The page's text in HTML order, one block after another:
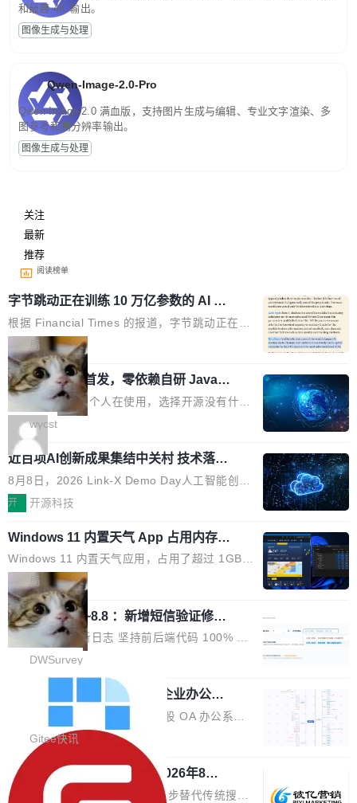
和最高 4K 输出。
图像生成与处理
Qwen-Image-2.0-Pro
Qwen-Image-2.0 满血版，支持图片生成与编辑、专业文字渲染、多
图参考和高分辨率输出。
图像生成与处理
关注
最新
推荐
阅读榜单
字节跳动正在训练 10 万亿参数的 AI 模
型
根据 Financial Times 的报道，字节跳动正在训
练一个 10 万亿参数的 AI 模型，目前处于预训练
阶段。 10 万亿是什么概念？Anthropic 目前最
大的模型 Mythos 5 约 8 万亿参数。DeepSeek
V4-Pro 是 1.6 万亿。月之暗面的 Kimi K3 是 2.
8 万亿。美团 LongCat-2.0 是 1.6 万亿。字节
跳动的这个未命名模型，直接跳到了 10 万亿。
预训练通常需要 3 到 6 个月，之后还有微调阶
段。按这个时间线，最早可能在 2026 年底或 2
027 年初发布。 这个节点很微妙。Anthropic 刚
在 5 月发布了 Mythos 5...
局
wastnet 开源首发，零依赖自研 Java H
TTP/2 框架，性能对标 Undertow !
这个项目一直是个人在使用，选择开源没有什么
动机理由，就是想开源了，如果非要说一个，那
就是它多少弥补了国产 Java 自研 HTTP/2 框架
这块空白——放眼国产 Java 生态，能拿出手的
HTTP/2 网络框架，要么闭源，要么底层建立在
Netty 之上，真正自研的 Java 实现几乎没有。
wastnet 是一款完全自研、零第三方依赖的轻量
级 Java 网络应用框架，核心基于 JDK 原生 NI
O 构建 Reactor 多路复用模型，不依赖 Netty、
Tomcat 等任何第三方网络库。其 HTTP/2 协议
栈从 HPACK、Huffman 到 ALPN 均为自主实
现，在基准测试中与 Un...
wycst
近百项AI创新成果集结中关村 技术落地
与产业迭代提速
8月8日，2026 Link-X Demo Day人工智能创新
项目展在北京中关村举办。本次活动由星连资
业、学术、投资人士，集中展出近百项覆盖AI芯
片、算力、模型、应用全链条创新项目，聚焦AI
技术产业化落地与资本对接，呈现当前国内AI前
沿技术突破与商业化最新进展。 活动围绕AI学术
研究与产业落地融合展开多维度研讨。星连资本
创始合伙人张鸣晨表示，AI产业化是长期产融结
合过程，早期优质技术项目需持续资本与产业资
者、产业专家、投资人围绕AI前沿技术瓶颈、行
业固有认知重构等议题展开跨界对话，聚焦行业
真实痛点与突破方向...
开 开源科技
Windows 11 内置天气 App 占用内存超
过 1GB
Windows 11 内置天气应用，占用了超过 1GB
内存。 Notebookcheck 的测试发现这个数字
时，反复确认了多次。不是 100MB，不是 500
MB，是 1 个 G。一个显示天气的应用。 Windo
ws 内置应用臃肿早就是老话题了，但一款天气
应用占用内存就超过 1G 还是过于离谱——问题
个嵌在 Edge WebView 里的网页。它不是一个
「应用」，它是一个运行在浏览器引擎里的网
页，外面套了一层 Windows 的壳。 WebView2
本身就是个内存大户。它加载了完整的 Edge 渲
染引擎，包括 JavaScript 引擎...
局
调问更新7.26~8.8 ：新增短信验证修
改，考试能力升级
DWSurvey 更新日志 坚持前后端代码 100% 开
源助力企业建设自主可控的问卷调研系统 官网地
址www.diaowen.net ➔ 源码下载Gitee 仓库 ➔
本次更新新增短信验证修改已答问卷功能，提升
答卷安全性；同时升级考试能力，完善填空题判
分、防切屏等功能体验，并优化多项产品细节，
提升整体使用体验。 新增功能 01. 新增验证手
机号后查看、修改已答问卷功能 02. 新增填空题
判分功能 03. 添加协作管理员支持树形结构选择
DWSurvey
勾股 OA v6.0.2 已经发布，企业办公系
勾股 OA v6.0.2 已经发布。 勾股 OA 办公系统
是一款简单实用的开源的企业办公系统。系统集
成了系统设置、附件管理、人事管理、行政管
理、消息管理、资产管理、企业公告、知识网
盘、审批流程设置、办公审批、工作计划、工作
Gitee快讯
942亿赛道如何选对伙伴？2026年8月G
EO公司推荐
当DeepSeek、豆包等大模型逐步替代传统搜索